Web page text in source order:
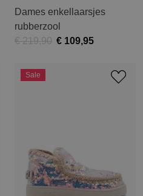
Dames enkellaarsjes
rubberzool
€ 219,90 € 109,95
Sale